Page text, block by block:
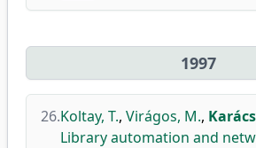
1997
26.Koltay, T., Virágos, M.,
Library automation and